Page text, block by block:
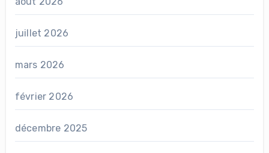
juillet 2026
mars 2026
février 2026
décembre 2025